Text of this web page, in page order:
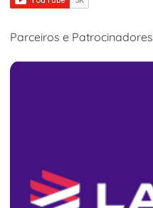
Parceiros e Patrocinadores